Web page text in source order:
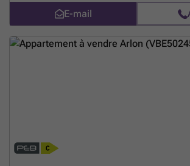
ENSEMBLE: lodge,placette,espaces
Vous trouverez ici votre bonheur! Une situation
de tout, entre ville et campagne.Immeubles de
E-mail